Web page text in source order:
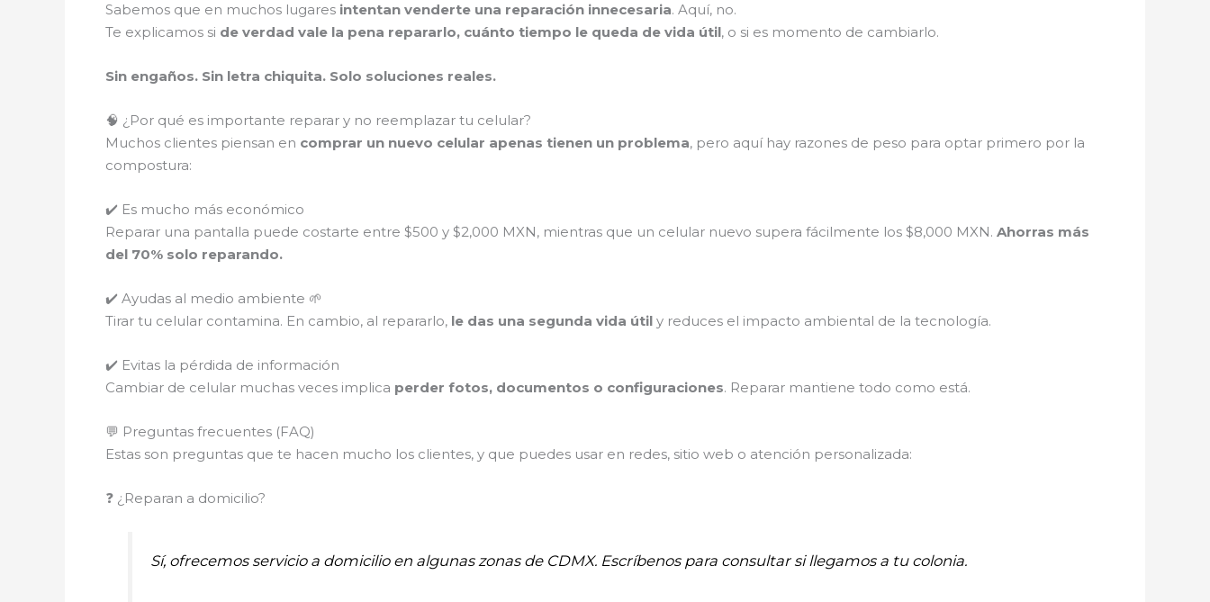
Sabemos que en muchos lugares intentan venderte una reparación innecesaria. Aquí, no.
Te explicamos si de verdad vale la pena repararlo, cuánto tiempo le queda de vida útil, o si es momento de cambiarlo.
Sin engaños. Sin letra chiquita. Solo soluciones reales.
🧠 ¿Por qué es importante reparar y no reemplazar tu celular?
Muchos clientes piensan en comprar un nuevo celular apenas tienen un problema, pero aquí hay razones de peso para optar primero por la
compostura:
✔️ Es mucho más económico
Reparar una pantalla puede costarte entre $500 y $2,000 MXN, mientras que un celular nuevo supera fácilmente los $8,000 MXN. Ahorras más
del 70% solo reparando.
✔️ Ayudas al medio ambiente 🌱
Tirar tu celular contamina. En cambio, al repararlo, le das una segunda vida útil y reduces el impacto ambiental de la tecnología.
✔️ Evitas la pérdida de información
Cambiar de celular muchas veces implica perder fotos, documentos o configuraciones. Reparar mantiene todo como está.
💬 Preguntas frecuentes (FAQ)
Estas son preguntas que te hacen mucho los clientes, y que puedes usar en redes, sitio web o atención personalizada:
❓ ¿Reparan a domicilio?
Sí, ofrecemos servicio a domicilio en algunas zonas de CDMX. Escríbenos para consultar si llegamos a tu colonia.